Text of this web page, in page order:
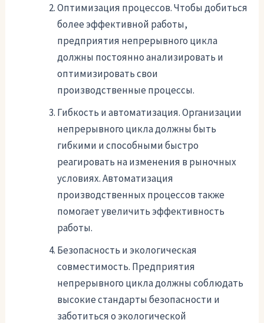
Оптимизация процессов. Чтобы добиться
более эффективной работы,
предприятия непрерывного цикла
должны постоянно анализировать и
оптимизировать свои
производственные процессы.
Гибкость и автоматизация. Организации
непрерывного цикла должны быть
гибкими и способными быстро
реагировать на изменения в рыночных
условиях. Автоматизация
производственных процессов также
помогает увеличить эффективность
работы.
Безопасность и экологическая
совместимость. Предприятия
непрерывного цикла должны соблюдать
высокие стандарты безопасности и
заботиться о экологической